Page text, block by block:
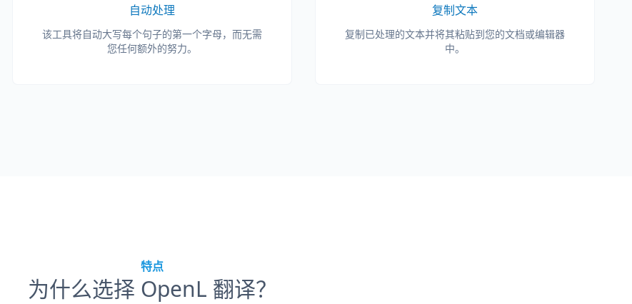
自动处理
该工具将自动大写每个句子的第一个字母，而无需
您任何额外的努力。
复制文本
复制已处理的文本并将其粘贴到您的文档或编辑器
中。
特点
为什么选择 OpenL 翻译？